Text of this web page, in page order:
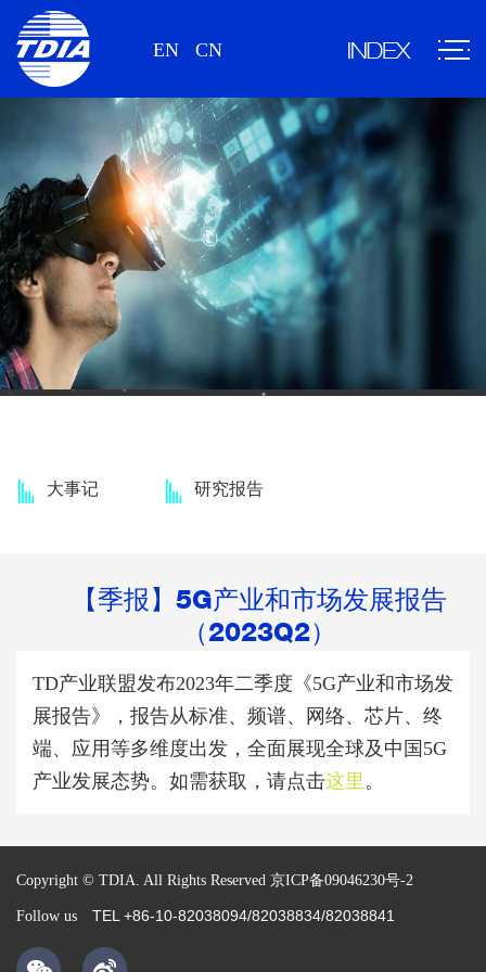
EN CN
大事记 研究报告
【季报】5G产业和市场发展报告
（2023Q2）
TD产业联盟发布2023年二季度《5G产业和市场发
展报告》，报告从标准、频谱、网络、芯片、终
端、应用等多维度出发，全面展现全球及中国5G
产业发展态势。 如需获取，请点击这里。
Copyright © TDIA. All Rights Reserved 京ICP备09046230号-2
Follow us TEL +86-10-82038094/82038834/82038841